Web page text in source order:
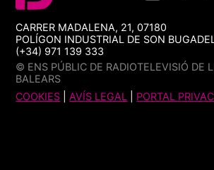
CARRER MADALENA, 21, 07180
POLÍGON INDUSTRIAL DE SON
(+34) 971 139 333
© ENS PÚBLIC DE RADIOTELEVISIÓ DE
BALEARS
COOKIES |AVÍS LEGAL PORTAL